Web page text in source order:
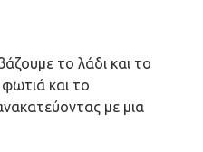
το λάδι και το
φωτιά και το
με μια